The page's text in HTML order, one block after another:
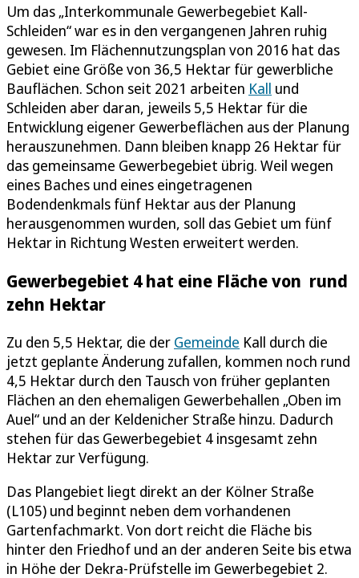
Um das „Interkommunale Gewerbegebiet Kall-
Schleiden“ war es in den vergangenen Jahren ruhig
gewesen. Im Flächennutzungsplan von 2016 hat das
Gebiet eine Größe von 36,5 Hektar für gewerbliche
Bauflächen. Schon seit 2021 arbeiten Kall und
Schleiden aber daran, jeweils 5,5 Hektar für die
Entwicklung eigener Gewerbeflächen aus der Planung
herauszunehmen. Dann bleiben knapp 26 Hektar für
das gemeinsame Gewerbegebiet übrig. Weil wegen
eines Baches und eines eingetragenen
Bodendenkmals fünf Hektar aus der Planung
herausgenommen wurden, soll das Gebiet um fünf
Hektar in Richtung Westen erweitert werden.
Gewerbegebiet 4 hat eine Fläche von rund
zehn Hektar
Zu den 5,5 Hektar, die der Gemeinde Kall durch die
jetzt geplante Änderung zufallen, kommen noch rund
4,5 Hektar durch den Tausch von früher geplanten
Flächen an den ehemaligen Gewerbehallen „Oben im
Auel“ und an der Keldenicher Straße hinzu. Dadurch
stehen für das Gewerbegebiet 4 insgesamt zehn
Hektar zur Verfügung.
Das Plangebiet liegt direkt an der Kölner Straße
(L105) und beginnt neben dem vorhandenen
Gartenfachmarkt. Von dort reicht die Fläche bis
hinter den Friedhof und an der anderen Seite bis etwa
in Höhe der Dekra-Prüfstelle im Gewerbegebiet 2.